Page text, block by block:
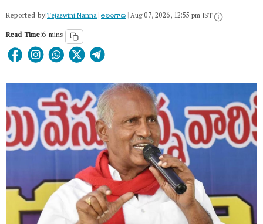
Reported by:Tejaswini Nanna|తెలంగాణ‌|Aug 07, 2026, 12:55 pm IST
Read Time:6 mins